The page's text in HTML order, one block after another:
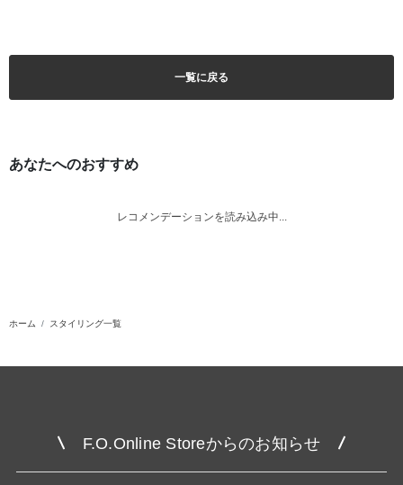
一覧に戻る
あなたへのおすすめ
レコメンデーションを読み込み中...
ホーム スタイリング一覧
F.O.Online Storeからのお知らせ